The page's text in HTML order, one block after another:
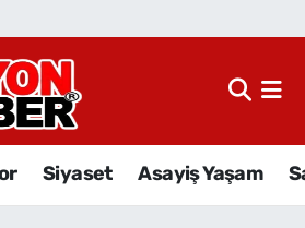
Siyaset Asayiş Yaşam